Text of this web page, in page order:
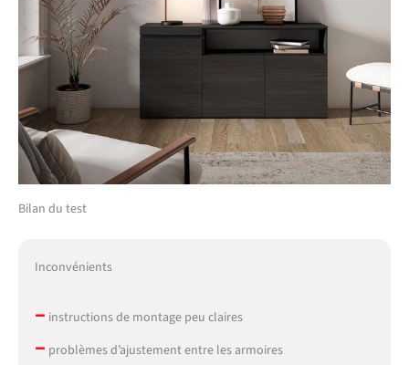
Bilan du test
Inconvénients
– instructions de montage peu claires
– problèmes d’ajustement entre les armoires